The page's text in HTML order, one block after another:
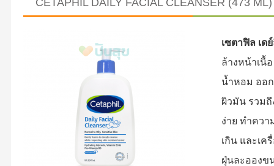
CETAPHIL DAILY FACIAL CLEANSER (473
เซตาฟิล เด
ล้างหน้าเนื้
น้ำหอม ออ
ผิวมัน รวมถึ
ง่าย ทำคว
เกิน และเค
ฝุ่นละอองข